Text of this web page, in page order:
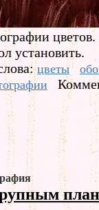
установить.
цветы